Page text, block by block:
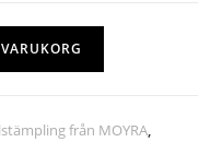
från MOYRA